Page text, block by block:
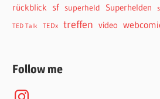
rückblick sf superheld Superhelden
TED Talk TEDx treffen video
Follow me
Instagram